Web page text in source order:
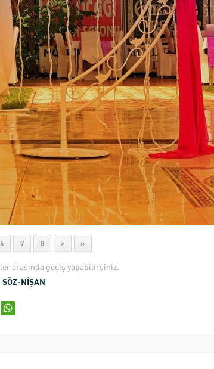
6 7 8 > »
arasında geçiş yapabilirsiniz.
SÖZ-NİŞAN